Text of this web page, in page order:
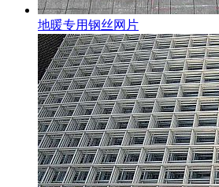
地暖专用钢丝网片